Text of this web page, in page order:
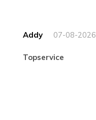
Addy 07-08-2026
topservice